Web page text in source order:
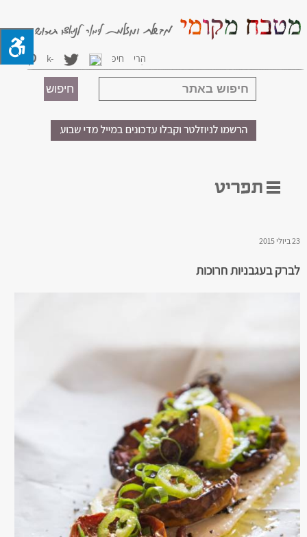
23 ביולי 2015
לברק בעגבניות חרוכות